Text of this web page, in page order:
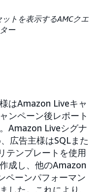
トを表示するAMCクエ
ー
はAmazon Liveキャ
ンペーン後レポート
Amazon Liveシグナ
広告主様はSQLまた
テンプレートを使用
成し、他のAmazon
ペーンパフォーマン
した。これにより、